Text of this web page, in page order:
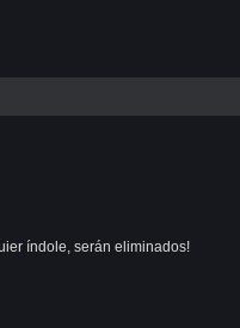
índole, serán eliminados!